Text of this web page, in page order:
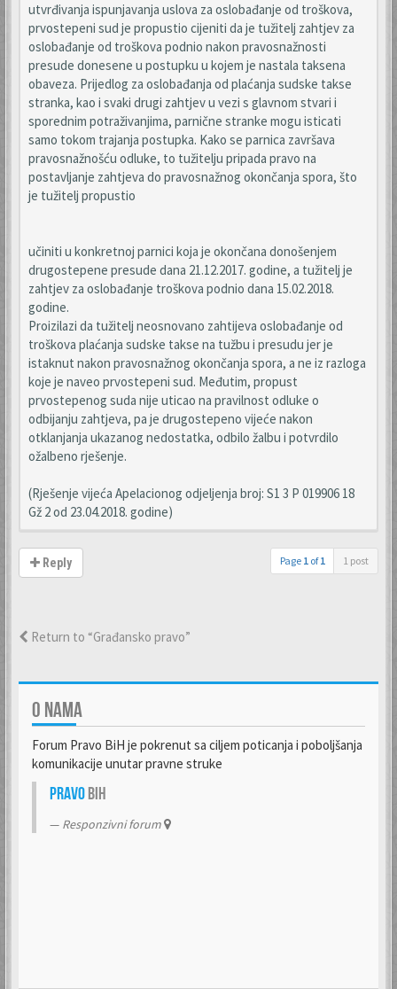
utvrđivanja ispunjavanja uslova za oslobađanje od troškova,
prvostepeni sud je propustio cijeniti da je tužitelj zahtjev za
oslobađanje od troškova podnio nakon pravosnažnosti
presude donesene u postupku u kojem je nastala taksena
obaveza. Prijedlog za oslobađanja od plaćanja sudske takse
stranka, kao i svaki drugi zahtjev u vezi s glavnom stvari i
sporednim potraživanjima, parnične stranke mogu isticati
samo tokom trajanja postupka. Kako se parnica završava
pravosnažnošću odluke, to tužitelju pripada pravo na
postavljanje zahtjeva do pravosnažnog okončanja spora, što
je tužitelj propustio
učiniti u konkretnoj parnici koja je okončana donošenjem
drugostepene presude dana 21.12.2017. godine, a tužitelj je
zahtjev za oslobađanje troškova podnio dana 15.02.2018.
godine.
Proizilazi da tužitelj neosnovano zahtijeva oslobađanje od
troškova plaćanja sudske takse na tužbu i presudu jer je
istaknut nakon pravosnažnog okončanja spora, a ne iz razloga
koje je naveo prvostepeni sud. Međutim, propust
prvostepenog suda nije uticao na pravilnost odluke o
odbijanju zahtjeva, pa je drugostepeno vijeće nakon
otklanjanja ukazanog nedostatka, odbilo žalbu i potvrdilo
ožalbeno rješenje.
(Rješenje vijeća Apelacionog odjeljenja broj: S1 3 P 019906 18
Gž 2 od 23.04.2018. godine)
Reply Page 1 of1 1 post
Return to “Građansko pravo”
O NAMA
Forum Pravo BiH je pokrenut sa ciljem poticanja i poboljšanja
komunikacije unutar pravne struke
PravoBiH
Responzivni forum